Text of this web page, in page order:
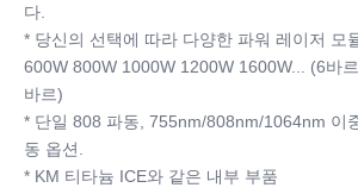
다.
* 당신의 선택에 따라 다양한 파워 레이저 모
600W 800W 1000W 1200W 1600W... (6바
바르)
* 단일 808 파동, 755nm/808nm/1064nm 이
동 옵션.
* KM 티타늄 ICE와 같은 내부 부품